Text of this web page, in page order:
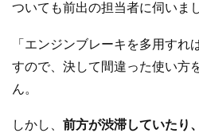
ついても前出の担当者に伺いま
「エンジンブレーキを多用すれ
すので、決して間違った使い方
ん。
しかし、 前方が渋滞していたり